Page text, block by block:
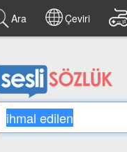
Ara Çeviri